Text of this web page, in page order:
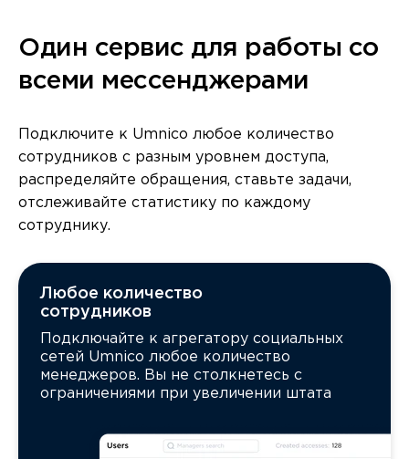
Один сервис для работы со
всеми мессенджерами
Подключите к Umnico любое количество
сотрудников с разным уровнем доступа,
распределяйте обращения, ставьте задачи,
отслеживайте статистику по каждому
сотруднику.
Любое количество
сотрудников
Подключайте к агрегатору социальных
сетей Umnico любое количество
менеджеров. Вы не столкнетесь с
ограничениями при увеличении штата